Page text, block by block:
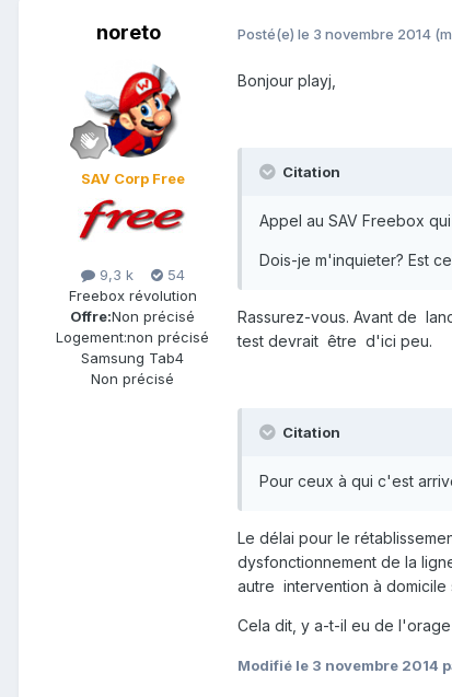
noreto
SAV Corp Free
9,3 k
54
Freebox révolution
Offre:Non précisé
Logement:non précisé
Samsung Tab4
Non précisé
Posté(e) le 3 novembre 2014
Bonjour playj,
Citation
Appel au SAV Freebox
Dois-je m'inquieter? Est
Rassurez-vous. Avant de
test devrait être d'ici peu.
Citation
Pour ceux à qui c'est
Le délai pour le
dysfonctionnement de la
autre intervention à
Cela dit, y a-t-il eu de
Modifié le 3 novembre 2014